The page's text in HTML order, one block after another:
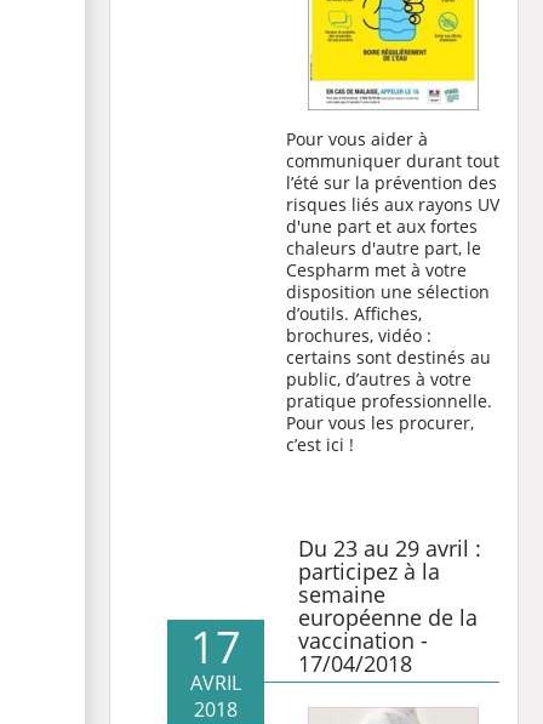
Pour vous aider à
communiquer durant tout
l’été sur la prévention des
risques liés aux rayons UV
d'une part et aux fortes
chaleurs d'autre part, le
Cespharm met à votre
disposition une sélection
d’outils. Affiches,
brochures, vidéo :
certains sont destinés au
public, d’autres à votre
pratique professionnelle.
Pour vous les procurer,
c’est ici !
Du 23 au 29 avril :
participez à la
semaine
européenne de la
vaccination -
17/04/2018
17
AVRIL
2018